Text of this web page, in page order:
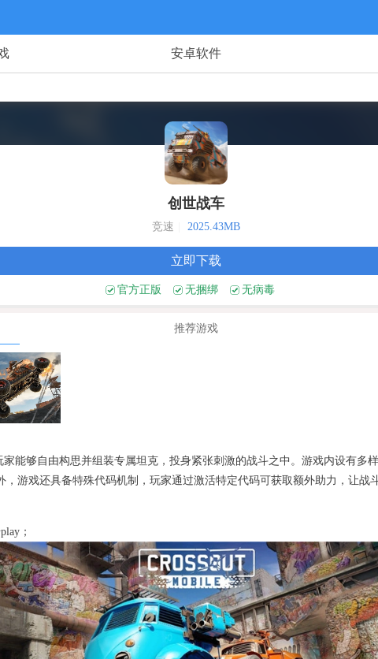
安卓软件
创世战车
竞速 2025.43MB
立即下载
官方正版 无捆绑 无病毒
推荐游戏
能够自由构思并组装专属坦克，投身紧张刺激的战斗之中。游戏内设有多
游戏还具备特殊代码机制，玩家通过激活特定代码可获取额外助力，让战
；